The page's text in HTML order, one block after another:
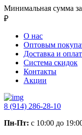
Минимальная сумма
₽
О нас
Оптовым
Доставка и
Система скидок
Контакты
Акции
8 (914) 286-28-10
Пн-Пт: с 10:00 до